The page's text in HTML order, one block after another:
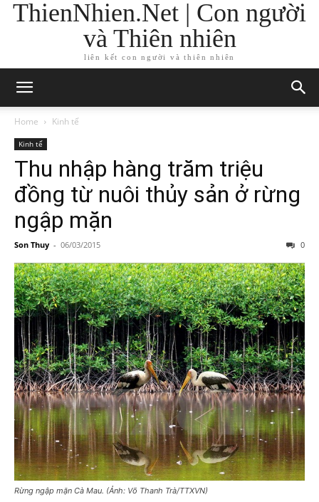
ThienNhien.Net | Con người
và Thiên nhiên
liên kết con người và thiên nhiên
Home Kinh tế
Kinh tế
Thu nhập hàng trăm triệu
đồng từ nuôi thủy sản ở rừng
ngập mặn
Son Thuy - 06/03/2015 0
Rừng ngập mặn Cà Mau. (Ảnh: Võ Thanh Trà/TTXVN)